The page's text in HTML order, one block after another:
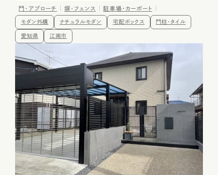
門・アプローチ 塀・フェンス 駐車場・カーポート
モダン外構 ナチュラルモダン 宅配ボックス 門柱・タイル
愛知県 江南市